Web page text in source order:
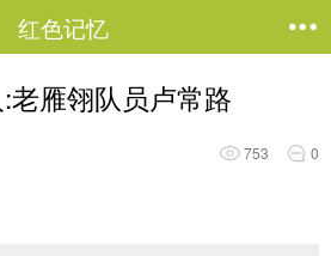
红色记忆
老雁翎队员卢常路
753 0